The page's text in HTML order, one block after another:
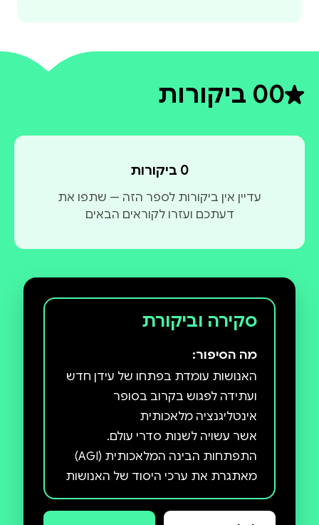
0דירוג ממוצע 0 מתוך 5
0 ביקורות
0 ביקורות
עדיין אין ביקורות לספר הזה — שתפו את
דעתכם ועזרו לקוראים הבאים
סקירה וביקורת
מה הסיפור:
האנושות עומדת בפתחו של עידן חדש
ועתידה לפגוש בקרוב בסופר
אשר עשויה לשנות סדרי עולם.
התפתחות הבינה המלאכותית (AGI)
מאתגרת את ערכי היסוד של האנושות
ומטלטלת את מקומו של האדם